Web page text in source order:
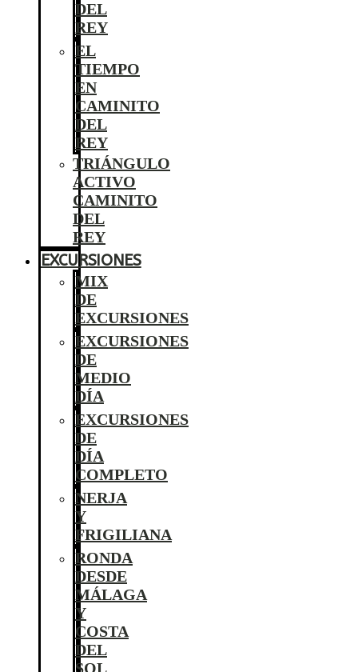
DEL
REY
EL
TIEMPO
EN
CAMINITO
DEL
REY
TRIÁNGULO
ACTIVO
CAMINITO
DEL
REY
EXCURSIONES
MIX
DE
EXCURSIONES
EXCURSIONES
DE
MEDIO
DÍA
EXCURSIONES
DE
DÍA
COMPLETO
NERJA
Y
FRIGILIANA
RONDA
DESDE
MÁLAGA
Y
COSTA
DEL
SOL